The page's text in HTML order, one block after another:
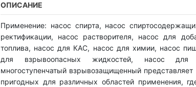
ОПИСАНИЕ
Применение: насос спирта, насос
ректификации, насос растворителя, насос для
топлива, насос для КАС, насос для химии, насос
для взрывоопасных жидкостей, насос для
многоступенчатый взрывозащищенный
пригодных для различных областей применения,